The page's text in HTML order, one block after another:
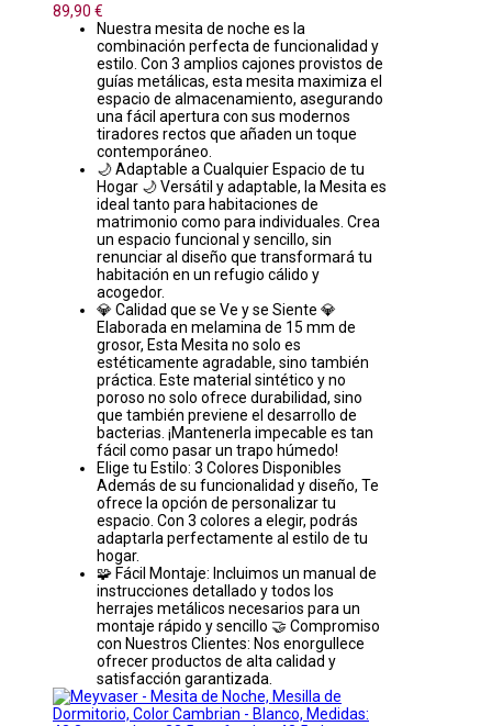
89,90 €
Nuestra mesita de noche es la
combinación perfecta de funcionalidad y
estilo. Con 3 amplios cajones provistos de
guías metálicas, esta mesita maximiza el
espacio de almacenamiento, asegurando
una fácil apertura con sus modernos
tiradores rectos que añaden un toque
contemporáneo.
🌙 Adaptable a Cualquier Espacio de tu
Hogar 🌙 Versátil y adaptable, la Mesita es
ideal tanto para habitaciones de
matrimonio como para individuales. Crea
un espacio funcional y sencillo, sin
renunciar al diseño que transformará tu
habitación en un refugio cálido y
acogedor.
💎 Calidad que se Ve y se Siente 💎
Elaborada en melamina de 15 mm de
grosor, Esta Mesita no solo es
estéticamente agradable, sino también
práctica. Este material sintético y no
poroso no solo ofrece durabilidad, sino
que también previene el desarrollo de
bacterias. ¡Mantenerla impecable es tan
fácil como pasar un trapo húmedo!
Elige tu Estilo: 3 Colores Disponibles
Además de su funcionalidad y diseño, Te
ofrece la opción de personalizar tu
espacio. Con 3 colores a elegir, podrás
adaptarla perfectamente al estilo de tu
hogar.
🧩 Fácil Montaje: Incluimos un manual de
instrucciones detallado y todos los
herrajes metálicos necesarios para un
montaje rápido y sencillo 🤝 Compromiso
con Nuestros Clientes: Nos enorgullece
ofrecer productos de alta calidad y
satisfacción garantizada.